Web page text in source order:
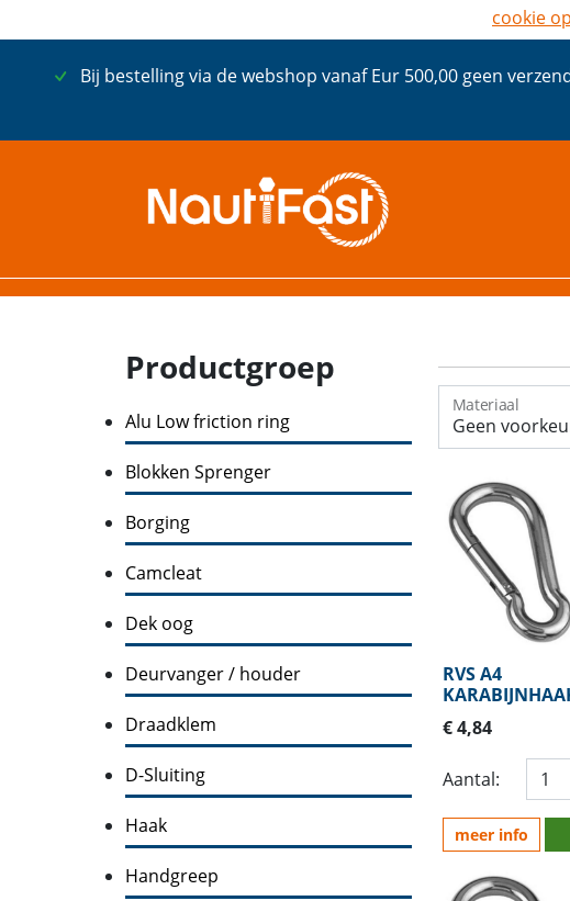
Bij bestelling via de webshop vanaf Eur 500,00 geen
Productgroep
Alu Low friction ring
Blokken Sprenger
Borging
Camcleat
Dek oog
Deurvanger / houder
Draadklem
D-Sluiting
Haak
Handgreep
Materiaal
RVS A4
€ 4,84
Aantal:
meer info
cookie